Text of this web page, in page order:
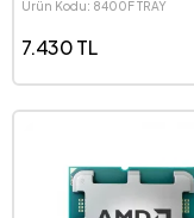
Tray İşlemci
Ürün Kodu: 8400F TRAY
7.430 TL